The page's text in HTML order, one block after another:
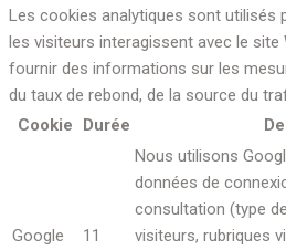
Les cookies analytiques sont utilisés
les visiteurs interagissent avec le site
fournir des informations sur les
du taux de rebond, de la source du
Cookie
Durée
Google
11
Nous utilisons
données de
consultation (type
visiteurs, rubriques